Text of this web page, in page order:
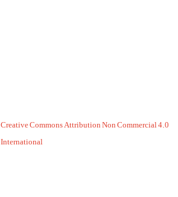
Creative Commons Attribution Non Commercial 4.0
International